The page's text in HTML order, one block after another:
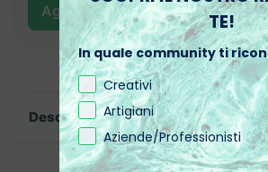
Aggiungere3prodotti al carrello
Descrizione
TE!
In quale community ti
Creativi
Artigiani
Aziende/Professionisti